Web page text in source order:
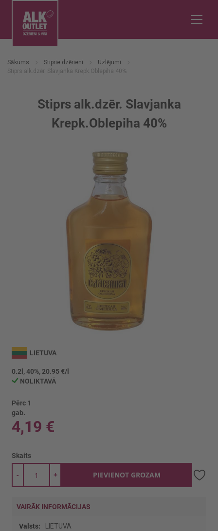
Sākums Stiprie dzērieni
Uzlējumi
Stiprs alk.dzēr. Slavjanka Krepk.Oblepiha 40%
Stiprs alk.dzēr. Slavjanka
Krepk.Oblepiha 40%
uz
galerijas
sākumu
LIETUVA
0.2l, 40%, 20.95 €/l
NOLIKTAVĀ
Pērc 1
gab.
4,19 €
Skaits
+
- PIEVIENOT GROZAM
VAIRĀK INFORMĀCIJAS
Vairāk
LIETUVA